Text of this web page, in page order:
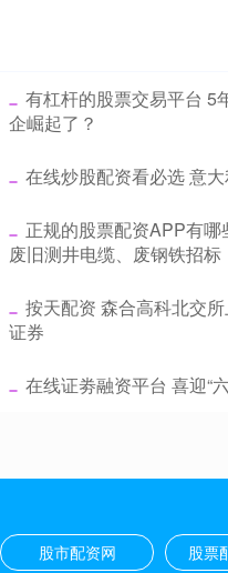
有杠杆的股票交易平台 5
企崛起了？
在线炒股配资看必选 意
正规的股票配资APP有
废旧测井电缆、废钢铁招标
按天配资 森合高科北交
证券
在线证劵融资平台 喜迎“
股市配资网 股票